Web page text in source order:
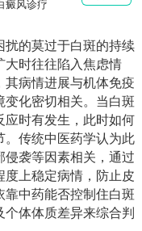
癜风诊疗
扰的莫过于白斑的持续
大时往往陷入焦虑情
病情进展与机体免疫
化密切相关。当白斑
应时有发生，此时如何
。传统中医药学认为此
袭等因素相关，通过
上稳定病情，防止皮
中药能否控制住白斑
体体质差异来综合判